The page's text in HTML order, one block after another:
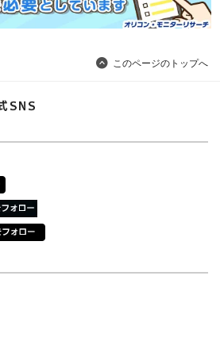
このページのトップへ